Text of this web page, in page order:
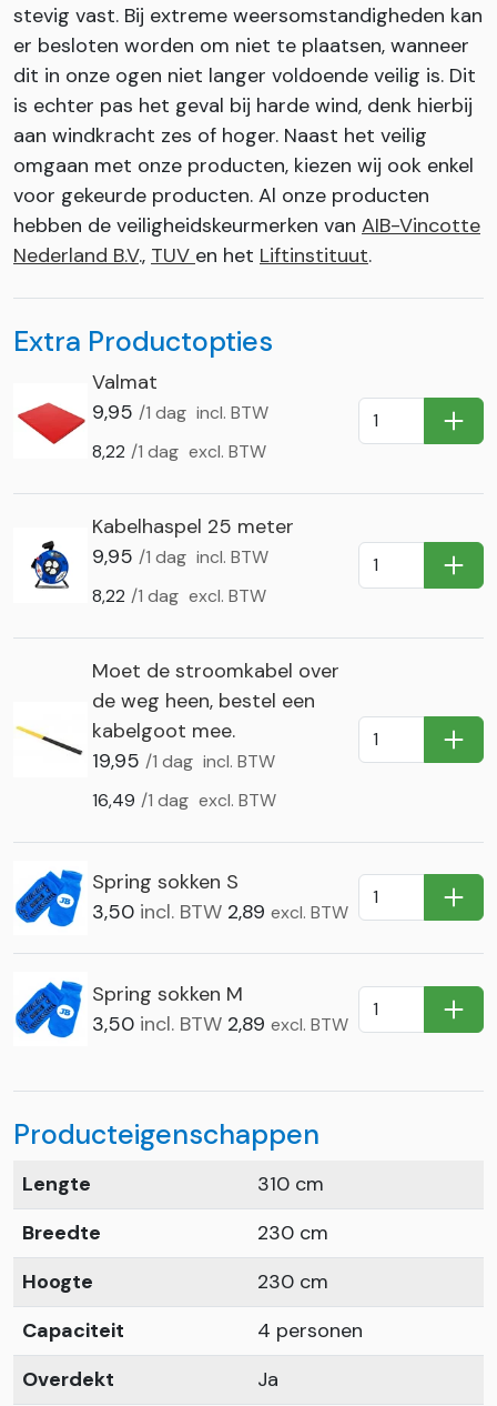
stevig vast. Bij extreme weersomstandigheden kan
er besloten worden om niet te plaatsen, wanneer
dit in onze ogen niet langer voldoende veilig is. Dit
is echter pas het geval bij harde wind, denk hierbij
aan windkracht zes of hoger. Naast het veilig
omgaan met onze producten, kiezen wij ook enkel
voor gekeurde producten. Al onze producten
hebben de veiligheidskeurmerken van AIB-Vincotte
Nederland B.V., TUV en het Liftinstituut.
Extra Productopties
Valmat
9,95 /1 dag incl. BTW
8,22 /1 dag excl. BTW
In
Kabelhaspel 25 meter
9,95 /1 dag incl. BTW
8,22 /1 dag excl. BTW
In
Moet de stroomkabel over
de weg heen, bestel een
kabelgoot mee.
19,95 /1 dag incl. BTW
16,49 /1 dag excl. BTW
In
Spring sokken S
3,50 incl. BTW 2,89 excl. BTW In
Spring sokken M
3,50 incl. BTW 2,89 excl. BTW In
Producteigenschappen
Lengte
310 cm
Breedte
230 cm
Hoogte
230 cm
Capaciteit
4 personen
Overdekt
Ja